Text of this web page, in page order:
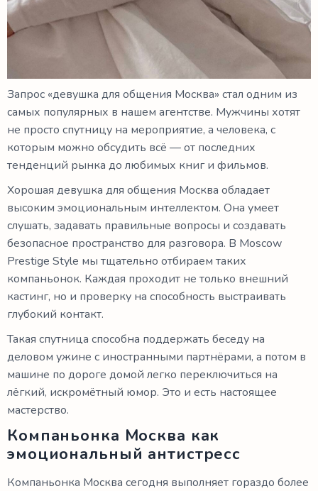
Запрос «девушка для общения Москва» стал одним из
самых популярных в нашем агентстве. Мужчины хотят
не просто спутницу на мероприятие, а человека, с
которым можно обсудить всё — от последних
тенденций рынка до любимых книг и фильмов.
Хорошая девушка для общения Москва обладает
высоким эмоциональным интеллектом. Она умеет
слушать, задавать правильные вопросы и создавать
безопасное пространство для разговора. В Moscow
Prestige Style мы тщательно отбираем таких
компаньонок. Каждая проходит не только внешний
кастинг, но и проверку на способность выстраивать
глубокий контакт.
Такая спутница способна поддержать беседу на
деловом ужине с иностранными партнёрами, а потом в
машине по дороге домой легко переключиться на
лёгкий, искромётный юмор. Это и есть настоящее
мастерство.
Компаньонка Москва как
эмоциональный антистресс
Компаньонка Москва сегодня выполняет гораздо более